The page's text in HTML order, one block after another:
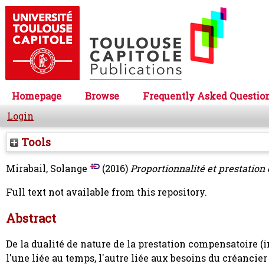
Homepage Browse Frequently Asked
Login
Tools
Mirabail, Solange (2016)Proportionnalité et prestation
Full text not available from this repository.
Abstract
De la dualité de nature de la prestation
l'une liée au temps, l'autre liée aux besoins du